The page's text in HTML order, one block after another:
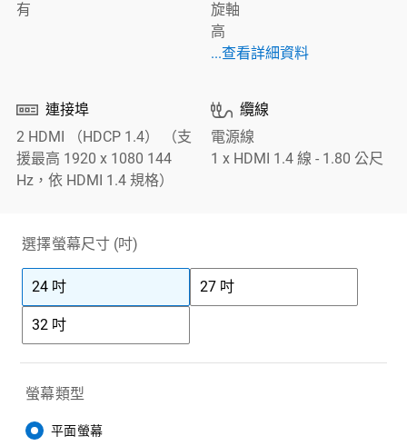
選擇螢幕尺寸 (吋)
24 吋 27 吋
32 吋
螢幕類型
平面螢幕
有
旋軸
高
...查看詳細資料
 連接埠
2 HDMI （HDCP 1.4） （支
援最高 1920 x 1080 144
Hz，依 HDMI 1.4 規格）
 纜線
電源線
1 x HDMI 1.4 線 - 1.80 公尺